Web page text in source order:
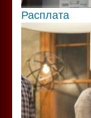
Расплата